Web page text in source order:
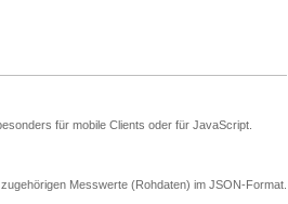
für mobile Clients oder für JavaScript.
Messwerte (Rohdaten) im JSON-Format.